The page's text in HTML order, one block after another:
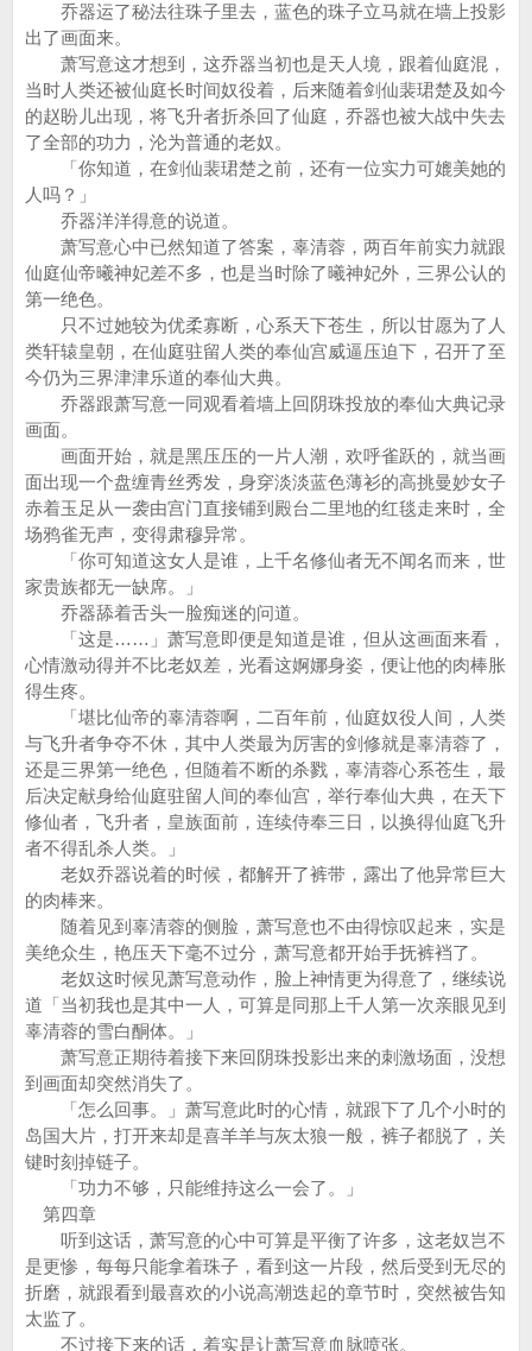
乔器运了秘法往珠子里去，蓝色的珠子立马就在墙上投影
出了画面来。
萧写意这才想到，这乔器当初也是天人境，跟着仙庭混，
当时人类还被仙庭长时间奴役着，后来随着剑仙裴珺楚及如今
的赵盼儿出现，将飞升者折杀回了仙庭，乔器也被大战中失去
了全部的功力，沦为普通的老奴。
「你知道，在剑仙裴珺楚之前，还有一位实力可媲美她的
人吗？」
乔器洋洋得意的说道。
萧写意心中已然知道了答案，辜清蓉，两百年前实力就跟
仙庭仙帝曦神妃差不多，也是当时除了曦神妃外，三界公认的
第一绝色。
只不过她较为优柔寡断，心系天下苍生，所以甘愿为了人
类轩辕皇朝，在仙庭驻留人类的奉仙宫威逼压迫下，召开了至
今仍为三界津津乐道的奉仙大典。
乔器跟萧写意一同观看着墙上回阴珠投放的奉仙大典记录
画面。
画面开始，就是黑压压的一片人潮，欢呼雀跃的，就当画
面出现一个盘缠青丝秀发，身穿淡淡蓝色薄衫的高挑曼妙女子
赤着玉足从一袭由宫门直接铺到殿台二里地的红毯走来时，全
场鸦雀无声，变得肃穆异常。
「你可知道这女人是谁，上千名修仙者无不闻名而来，世
家贵族都无一缺席。」
乔器舔着舌头一脸痴迷的问道。
「这是……」萧写意即便是知道是谁，但从这画面来看，
心情激动得并不比老奴差，光看这婀娜身姿，便让他的肉棒胀
得生疼。
「堪比仙帝的辜清蓉啊，二百年前，仙庭奴役人间，人类
与飞升者争夺不休，其中人类最为厉害的剑修就是辜清蓉了，
还是三界第一绝色，但随着不断的杀戮，辜清蓉心系苍生，最
后决定献身给仙庭驻留人间的奉仙宫，举行奉仙大典，在天下
修仙者，飞升者，皇族面前，连续侍奉三日，以换得仙庭飞升
者不得乱杀人类。」
老奴乔器说着的时候，都解开了裤带，露出了他异常巨大
的肉棒来。
随着见到辜清蓉的侧脸，萧写意也不由得惊叹起来，实是
美绝众生，艳压天下毫不过分，萧写意都开始手抚裤裆了。
老奴这时候见萧写意动作，脸上神情更为得意了，继续说
道「当初我也是其中一人，可算是同那上千人第一次亲眼见到
辜清蓉的雪白酮体。」
萧写意正期待着接下来回阴珠投影出来的刺激场面，没想
到画面却突然消失了。
「怎么回事。」萧写意此时的心情，就跟下了几个小时的
岛国大片，打开来却是喜羊羊与灰太狼一般，裤子都脱了，关
键时刻掉链子。
「功力不够，只能维持这么一会了。」
第四章
听到这话，萧写意的心中可算是平衡了许多，这老奴岂不
是更惨，每每只能拿着珠子，看到这一片段，然后受到无尽的
折磨，就跟看到最喜欢的小说高潮迭起的章节时，突然被告知
太监了。
不过接下来的话，着实是让萧写意血脉喷张。